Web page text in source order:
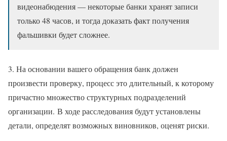
видеонабюдения — некоторые банки хранят записи
только 48 часов, и тогда доказать факт получения
фальшивки будет сложнее.
3. На основании вашего обращения банк должен
произвести проверку, процесс это длительный, к которому
причастно множество структурных подразделений
организации. В ходе расследования будут установлены
детали, определят возможных виновников, оценят риски.